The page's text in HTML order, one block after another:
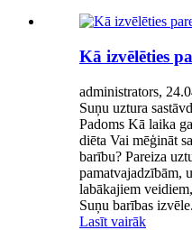
Kā izvēlēties
administrators,
Suņu uztura
Padoms Kā laika
diēta Vai mēģināt
barību? Pareiza
pamatvajadzībām,
labākajiem
Suņu barības
Lasīt vairāk